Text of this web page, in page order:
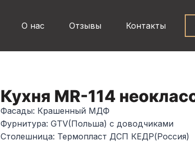
О нас Отзывы Контакты
Кухня MR-114
Фасады: Крашенный МДФ
Фурнитура: GTV(Польша) с доводчиками
Столешница: Термопласт ДСП КЕДР(Россия)